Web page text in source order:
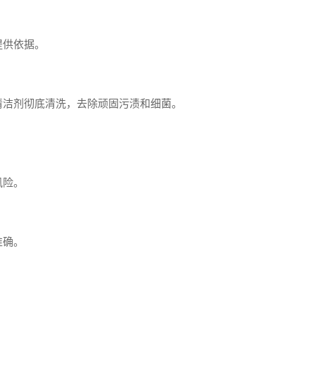
依据。
剂彻底清洗，去除顽固污渍和细菌。
。
。